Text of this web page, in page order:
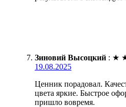
Зиновий Высоцкий : ★
19.08.2025
Ценник порадовал.
цвета яркие. Быстрое
пришло вовремя.